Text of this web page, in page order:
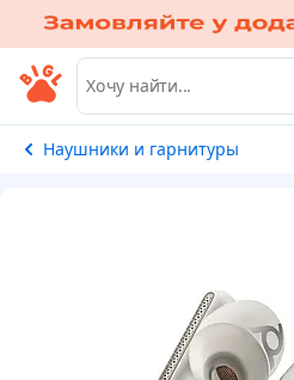
Наушники и гарнитуры